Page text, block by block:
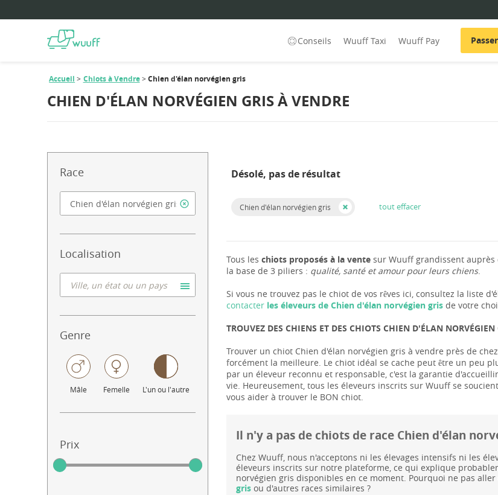
Conseils Wuuff Taxi Wuuff Pay
Accueil Chiots à Vendre Chien d'élan norvégien gris
CHIEN D'ÉLAN NORVÉGIEN GRIS À VENDRE
Race
Localisation
Genre
Mâle Femelle L'un ou l'autre
Prix
Désolé, pas de résultat
Chien d'élan norvégien gris tout effacer
Tous les chiots proposés à la vente sur Wuuff grandissent
la base de 3 piliers : qualité, santé et amour pour leurs chiens.
Si vous ne trouvez pas le chiot de vos rêves ici, consultez la liste
contacter les éleveurs de Chien d'élan norvégien gris de votre
TROUVEZ DES CHIENS ET DES CHIOTS CHIEN D'ÉLAN
Trouver un chiot Chien d'élan norvégien gris à vendre près de
forcément la meilleure. Le chiot idéal se cache peut être un peu
par un éleveur reconnu et responsable, c'est la garantie
vie. Heureusement, tous les éleveurs inscrits sur Wuuff se
vous aider à trouver le BON chiot.
Il n'y a pas de chiots de race Chien d'élan
Chez Wuuff, nous n'acceptons ni les élevages intensifs ni les
éleveurs inscrits sur notre plateforme, ce qui explique
norvégien gris disponibles en ce moment. Pourquoi ne pas
gris ou d'autres races similaires ?